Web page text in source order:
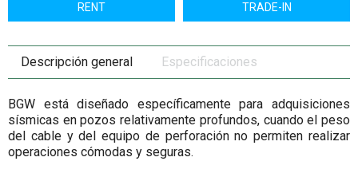
RENT TRADE-IN
Descripción general Especificaciones
BGW está diseñado específicamente para adquisiciones
sísmicas en pozos relativamente profundos, cuando el peso
del cable y del equipo de perforación no permiten realizar
operaciones cómodas y seguras.